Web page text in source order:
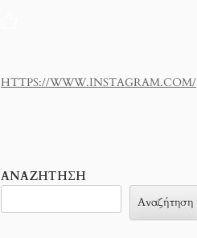
HTTPS://WWW.INSTAGRAM.COM/
ΑΝΑΖΉΤΗΣΗ
Αναζήτηση